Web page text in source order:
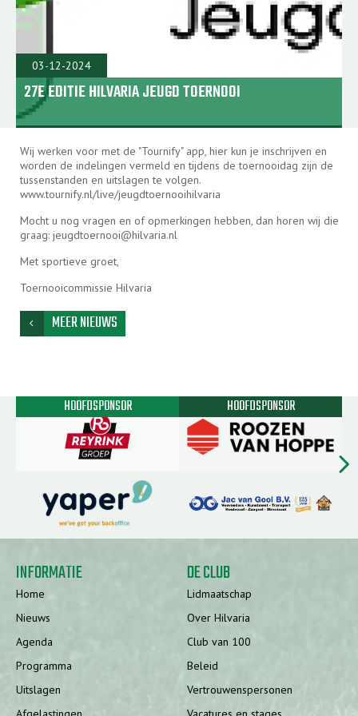
27E EDITIE HILVARIA JEUGD TOERNOOI
03-12-2024
Wij werken voor met de "Tournify" app, hier kun je inschrijven en
worden de indelingen vermeld en tijdens de toernooidag zijn de
tussenstanden en uitslagen te volgen.
www.tournify.nl/live/jeugdtoernooihilvaria
Mocht u nog vragen en of opmerkingen hebben, dan horen wij die
graag: jeugdtoernooi@hilvaria.nl
Met sportieve groet,
Toernooicommissie Hilvaria
MEER NIEUWS
chevron_left
HOOFDSPONSOR HOOFDSPONSOR
INFORMATIE
Home
Nieuws
Agenda
Programma
Uitslagen
DE CLUB
Lidmaatschap
Over Hilvaria
Club van 100
Beleid
Vertrouwenspersonen